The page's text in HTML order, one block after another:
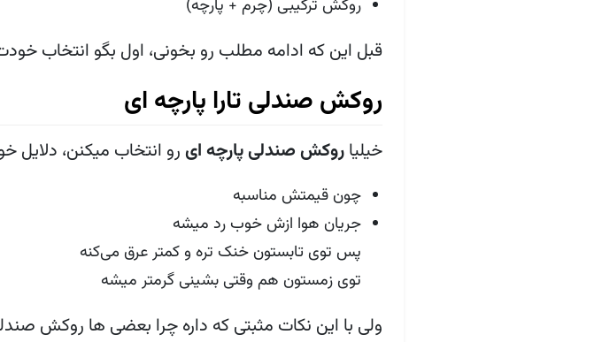
روکش ترکیبی (چرم + پارچه)
قبل این که ادامه مطلب رو بخونی، اول بگو انتخاب
روکش صندلی تارا پارچه ای
خیلیاروکش صندلی پارچه ای رو انتخاب میکنن، دلایل
چون قیمتش مناسبه
جریان هوا ازش خوب رد میشه
پس توی تابستون خنک تره و کمتر عرق می‌کنه
توی زمستون هم وقتی بشینی گرمتر میشه
ولی با این نکات مثبتی که داره چرا بعضی ها روکش